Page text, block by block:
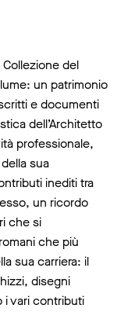
Collezione del
un patrimonio
e documenti
dell’Architetto
professionale,
sua
inediti tra
un ricordo
che si
che più
sua carriera: il
disegni
i vari contributi